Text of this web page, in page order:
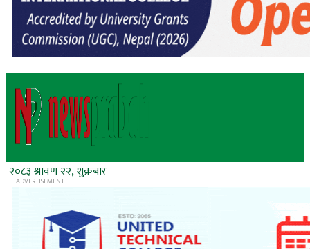
२०८३ श्रावण २२, शुक्रबार
- ADVERTISEMENT -